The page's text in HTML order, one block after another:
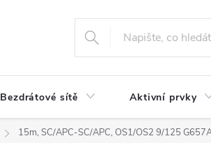
Bezdrátové sítě Aktivní prvky
15m, SC/APC-SC/APC, OS1/OS2 9/125